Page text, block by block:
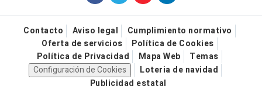
Contacto Aviso legal
Cumplimiento normativo
Oferta de servicios
Política de Cookies
Política de Privacidad
Mapa Web
Temas
Configuración de Cookies
Loteria de navidad